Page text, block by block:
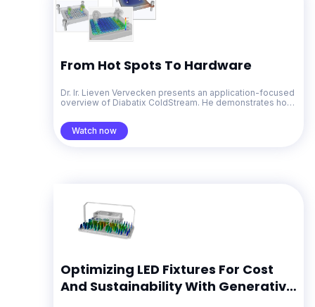
From Hot Spots To Hardware
Dr. Ir. Lieven Vervecken presents an application-focused
overview of Diabatix ColdStream. He demonstrates how
problem-solving from early concepts through to
production-ready designs.
Watch now
Optimizing LED Fixtures For Cost
And Sustainability With Generative